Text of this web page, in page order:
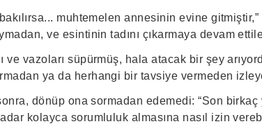
muhtemelen annesinin evine
ve esintinin tadını çıkarmaya devam
ve vazoları süpürmüş, hala atacak bir şey
ya da herhangi bir tavsiye vermeden
dönüp ona sormadan edemedi: “Son birkaç
kolayca sorumluluk almasına nasıl izin